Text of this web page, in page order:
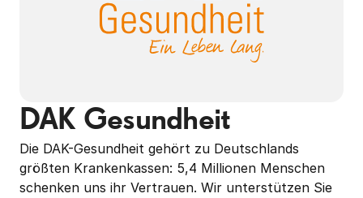
DAK Gesundheit
Die DAK-Gesundheit gehört zu Deutschlands
größten Krankenkassen: 5,4 Millionen Menschen
schenken uns ihr Vertrauen. Wir unterstützen Sie